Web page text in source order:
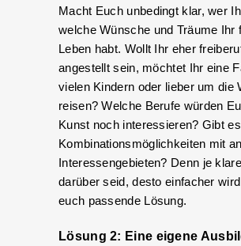
Macht Euch unbedingt klar, wer
welche Wünsche und Träume Ihr
Leben habt. Wollt Ihr eher
angestellt sein, möchtet Ihr eine
vielen Kindern oder lieber um die
reisen? Welche Berufe würden
Kunst noch interessieren? Gibt
Kombinationsmöglichkeiten mit
Interessengebieten? Denn je
darüber seid, desto einfacher
euch passende Lösung.
Lösung 2: Eine eigene